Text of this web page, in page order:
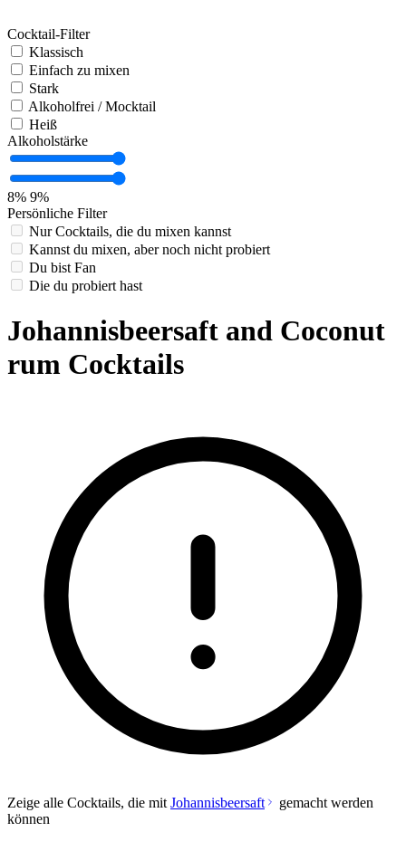
Cocktail-Filter
Klassisch
Einfach zu mixen
Stark
Alkoholfrei / Mocktail
Heiß
Alkoholstärke
8% 9%
Persönliche Filter
Nur Cocktails, die du mixen kannst
Kannst du mixen, aber noch nicht probiert
Du bist Fan
Die du probiert hast
Johannisbeersaft and Coconut
rum Cocktails
Zeige alle Cocktails, die mit Johannisbeersaft
gemacht werden
können